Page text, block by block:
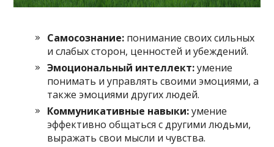
Самосознание: понимание своих сильных
и слабых сторон, ценностей и убеждений.
Эмоциональный интеллект:умение
понимать и управлять своими эмоциями, а
также эмоциями других людей.
Коммуникативные навыки:умение
эффективно общаться с другими людьми,
выражать свои мысли и чувства.